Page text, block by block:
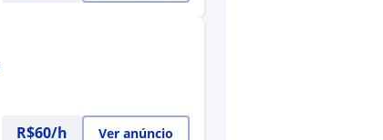
R$60/h Ver anúncio